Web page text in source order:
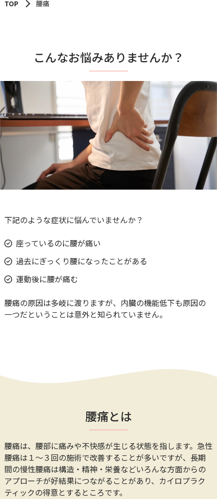
TOP 腰痛
こんなお悩みありませんか？
下記のような症状に悩んでいませんか？
座っているのに腰が痛い
過去にぎっくり腰になったことがある
運動後に腰が痛む
腰痛の原因は多岐に渡りますが、内臓の機能低下も原因の
一つだということは意外と知られていません。
腰痛とは
腰痛は、腰部に痛みや不快感が生じる状態を指します。 急性
腰痛は１〜３回の施術で改善することが多いですが、長期
間の慢性腰痛は構造・精神・栄養などいろんな方面からの
アプローチが好結果につながることがあり、カイロプラク
ティックの得意とするところです。